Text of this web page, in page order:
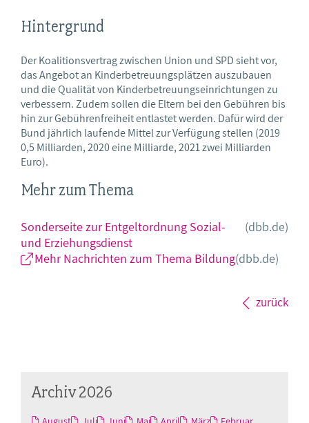
Hintergrund
Der Koalitionsvertrag zwischen Union und SPD sieht vor,
das Angebot an Kinderbetreuungsplätzen auszubauen
und die Qualität von Kinderbetreuungseinrichtungen zu
verbessern. Zudem sollen die Eltern bei den Gebühren bis
hin zur Gebührenfreiheit entlastet werden. Dafür wird der
Bund jährlich laufende Mittel zur Verfügung stellen (2019
0,5 Milliarden, 2020 eine Milliarde, 2021 zwei Milliarden
Euro).
Mehr zum Thema
Sonderseite zur Entgeltordnung Sozial-
und Erziehungsdienst
(dbb.de)
Mehr Nachrichten zum Thema Bildung(dbb.de)
zurück
Archiv 2026